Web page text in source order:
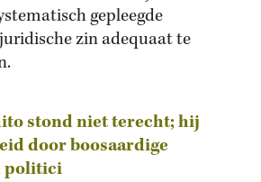
gepleegde
zin adequaat te
stond niet terecht; hij
door boosaardige
politici